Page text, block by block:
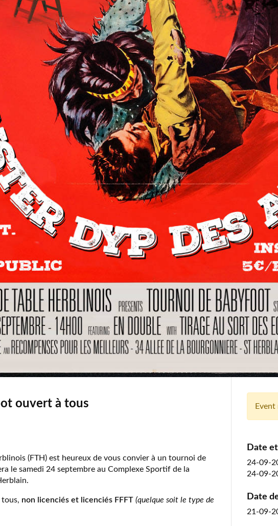
ouvert à tous
(FTH) est heureux de vous convier à un tournoi de
le samedi 24 septembre au Complexe Sportif de la
non licenciés et licenciés FFFT (quelque soit le type de
Date
24-09-
24-09-
Date
21-09-